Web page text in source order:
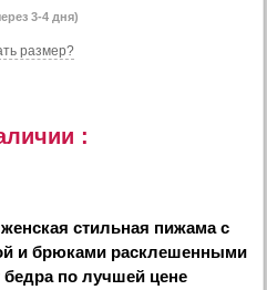
3-4 дня)
размер?
:
женская стильная пижама с
и брюками расклешенными
бедрапо лучшей цене